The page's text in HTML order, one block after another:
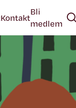
Kontakt
Bli
medlem